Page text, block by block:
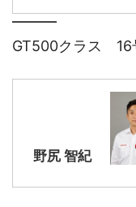
GT500クラス
野尻 智紀